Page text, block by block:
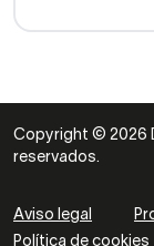
Copyright © 2026
reservados.
Aviso legal
Política de cookies